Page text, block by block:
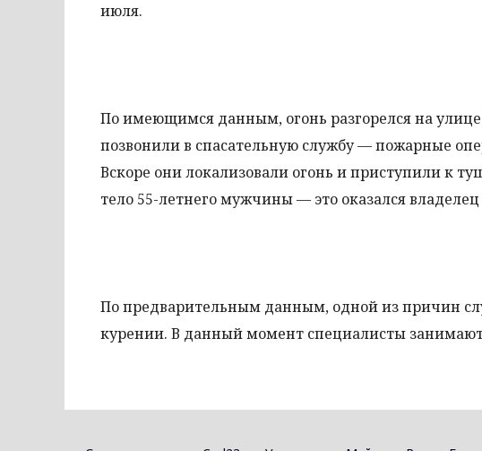
июля.
По имеющимся данным, огонь разгорелся на
позвонили в спасательную службу — пожарные
Вскоре они локализовали огонь и приступили к
тело 55-летнего мужчины — это оказался
По предварительным данным, одной из причин
курении. В данный момент специалисты